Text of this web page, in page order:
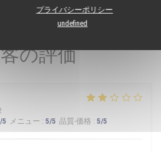
プライバシーポリシー
undefined
の評価
/5 メニュー : 5/5 品質-価格 : 5/5